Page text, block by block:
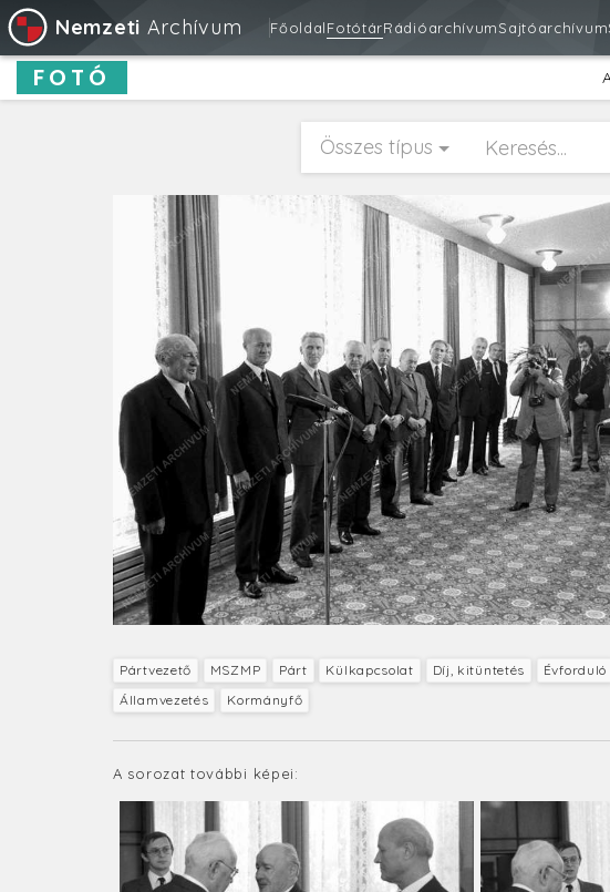
Nemzeti Archívum FőoldalFotótárRádióarchívumSajtóarchívum
FOTÓ
Összes típus
Pártvezető MSZMP Párt Külkapcsolat Díj, kitüntetés Évforduló
Államvezetés
Kormányfő
A sorozat további képei: